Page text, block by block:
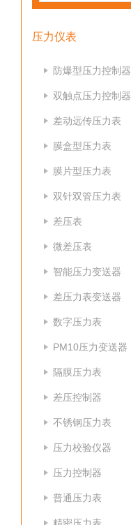
压力仪表
防爆型压力控制器
双触点压力控制器
差动远传压力表
膜盒型压力表
膜片型压力表
双针双管压力表
差压表
微差压表
智能压力变送器
差压力表变送器
数字压力表
PM10压力变送器
隔膜压力表
差压控制器
不锈钢压力表
压力校验仪器
压力控制器
普通压力表